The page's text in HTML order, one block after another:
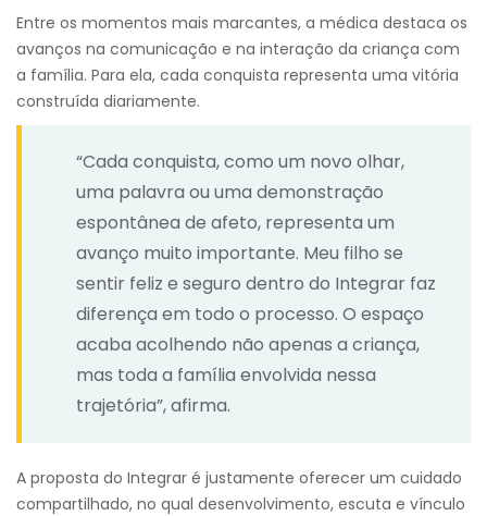
Entre os momentos mais marcantes, a médica destaca os
avanços na comunicação e na interação da criança com
a família. Para ela, cada conquista representa uma vitória
construída diariamente.
“Cada conquista, como um novo olhar,
uma palavra ou uma demonstração
espontânea de afeto, representa um
avanço muito importante. Meu filho se
sentir feliz e seguro dentro do Integrar faz
diferença em todo o processo. O espaço
acaba acolhendo não apenas a criança,
mas toda a família envolvida nessa
trajetória”, afirma.
A proposta do Integrar é justamente oferecer um cuidado
compartilhado, no qual desenvolvimento, escuta e vínculo